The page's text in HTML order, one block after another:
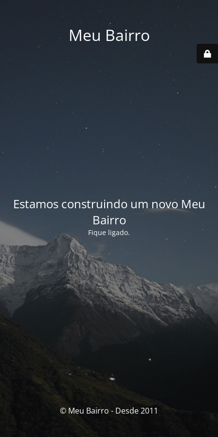
Meu Bairro
Estamos construindo um novo Meu
Bairro
Fique ligado.
© Meu Bairro - Desde 2011